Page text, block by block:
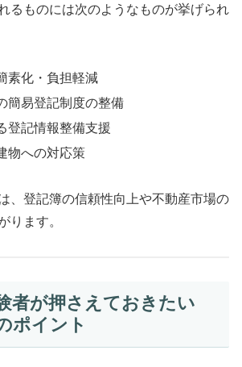
るものには次のようなものが挙げられ
素化・負担軽減
簡易登記制度の整備
登記情報整備支援
物への対応策
、登記簿の信頼性向上や不動産市場の
ります。
者が押さえておきたい
ポイント